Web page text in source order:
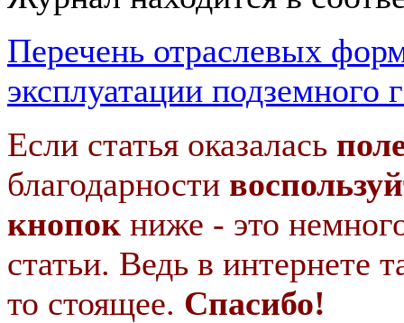
Перечень отраслевых
эксплуатации подземного
Если статья оказалась
благодарности
кнопок ниже - это
статьи. Ведь в интернете
то стоящее. Спасибо!